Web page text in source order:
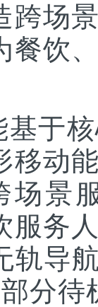
跨场
餐饮
基于
移动
场景
服务
轨导
分待